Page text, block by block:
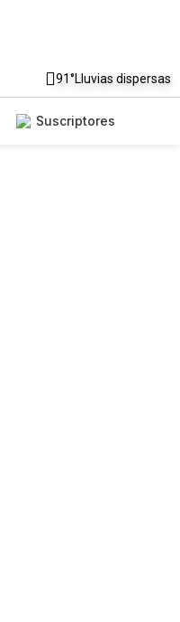
91°Lluvias dispersas
Suscriptores